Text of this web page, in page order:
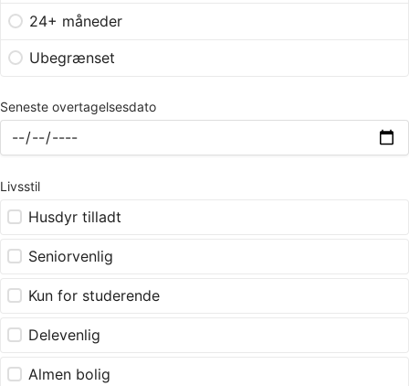
24+ måneder
Ubegrænset
Seneste overtagelsesdato
Livsstil
Husdyr tilladt
Seniorvenlig
Kun for studerende
Delevenlig
Almen bolig